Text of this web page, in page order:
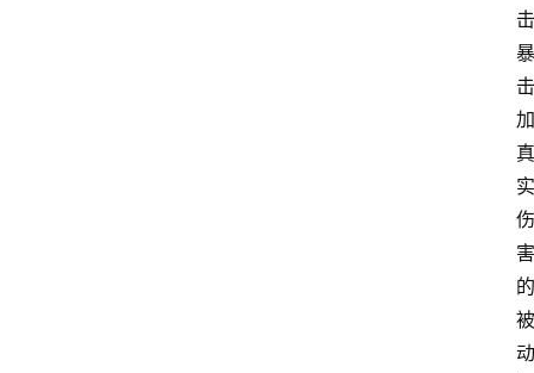
击
暴
击
加
真
实
伤
害
的
被
动